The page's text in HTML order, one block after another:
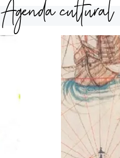
Agenda cultural